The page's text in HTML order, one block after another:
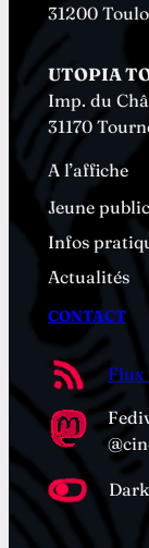
31200
UTOPIA
Imp. du
31170
A l’affiche
Jeune public
Infos
Actualités
CONTACT
Flux